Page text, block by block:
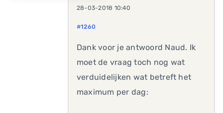
28-03-2018 10:40
#1260
Dank voor je antwoord Naud. Ik
moet de vraag toch nog wat
verduidelijken wat betreft het
maximum per dag: